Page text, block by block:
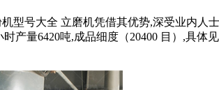
型号大全 立磨机凭借其优势,深受业内
产量6420吨,成品细度（20400 目）,具体见